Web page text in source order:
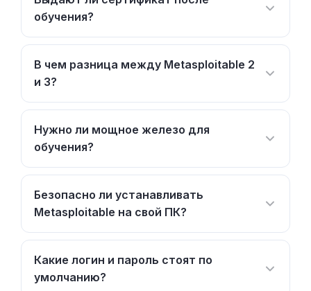
обучения?
В чем разница между Metasploitable 2
и 3?
Нужно ли мощное железо для
обучения?
Безопасно ли устанавливать
Metasploitable на свой ПК?
Какие логин и пароль стоят по
умолчанию?